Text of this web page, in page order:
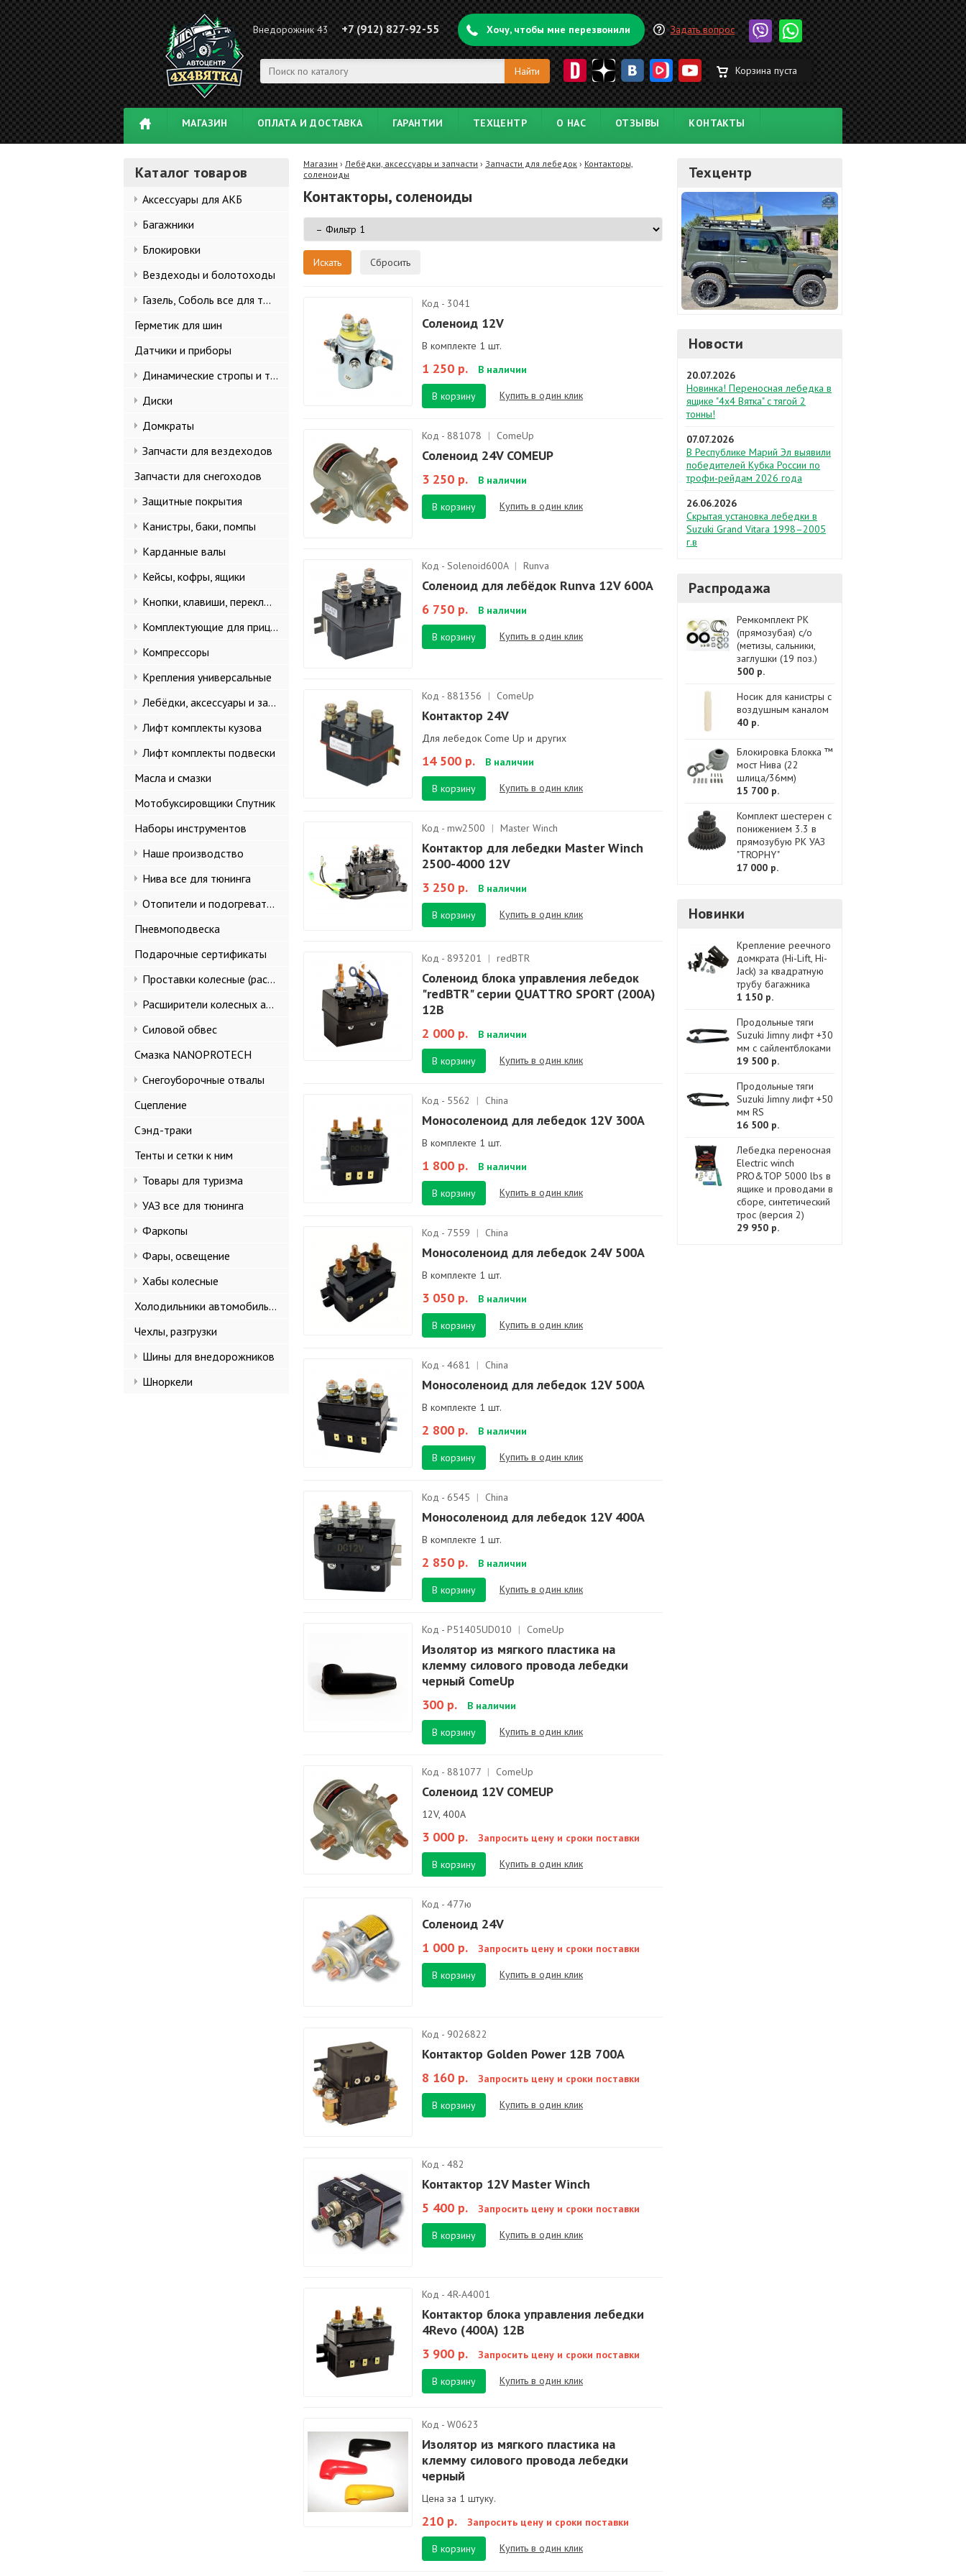
Внедорожник 43 +7 (912) 827-92-55 Хочу, чтобы мне перезвонили Задать вопрос
Корзина пуста
МАГАЗИН ОПЛАТА И ДОСТАВКА ГАРАНТИИ ТЕХЦЕНТР О НАС ОТЗЫВЫ КОНТАКТЫ
Каталог товаров
Аксессуары для АКБ
Багажники
Блокировки
Вездеходы и болотоходы
Газель, Соболь все для тюнинга
Герметик для шин
Датчики и приборы
Динамические стропы и такелаж
Диски
Домкраты
Запчасти для вездеходов
Запчасти для снегоходов
Защитные покрытия
Канистры, баки, помпы
Карданные валы
Кейсы, кофры, ящики
Кнопки, клавиши, переключатели
Комплектующие для прицепов
Компрессоры
Крепления универсальные
Лебёдки, аксессуары и запчасти
Лифт комплекты кузова
Лифт комплекты подвески
Масла и смазки
Мотобуксировщики Спутник
Наборы инструментов
Наше производство
Нива все для тюнинга
Отопители и подогреватели
Пневмоподвеска
Подарочные сертификаты
Проставки колесные (расширители колеи)
Расширители колесных арок и брызговики
Силовой обвес
Смазка NANOPROTECH
Снегоуборочные отвалы
Сцепление
Сэнд-траки
Тенты и сетки к ним
Товары для туризма
УАЗ все для тюнинга
Фаркопы
Фары, освещение
Хабы колесные
Холодильники автомобильные
Чехлы, разгрузки
Шины для внедорожников
Шноркели
Магазин › Лебёдки, аксессуары и запчасти › Запчасти для лебедок › Контакторы,
соленоиды
Контакторы, соленоиды
Сбросить
Код - 3041
Соленоид 12V
В комплекте 1 шт.
1 250 р. В наличии
В корзину Купить в один клик
Код - 881078 | ComeUp
Соленоид 24V COMEUP
3 250 р.
В наличии
В корзину Купить в один клик
Код - Solenoid600A | Runva
Соленоид для лебёдок Runva 12V 600A
6 750 р.
В наличии
В корзину Купить в один клик
Код - 881356 | ComeUp
Контактор 24V
Для лебедок Come Up и других
14 500 р. В наличии
В корзину Купить в один клик
Код - mw2500 | Master Winch
Контактор для лебедки Master Winch
2500-4000 12V
3 250 р.
В наличии
В корзину Купить в один клик
Код - 893201 | redBTR
Соленоид блока управления лебедок
"redBTR" серии QUATTRO SPORT (200A)
12В
2 000 р.
В наличии
В корзину Купить в один клик
Код - 5562 | China
Моносоленоид для лебедок 12V 300A
В комплекте 1 шт.
1 800 р. В наличии
В корзину Купить в один клик
Код - 7559 | China
Моносоленоид для лебедок 24V 500A
В комплекте 1 шт.
3 050 р. В наличии
В корзину Купить в один клик
Код - 4681 | China
Моносоленоид для лебедок 12V 500A
В комплекте 1 шт.
2 800 р. В наличии
В корзину Купить в один клик
Код - 6545 | China
Моносоленоид для лебедок 12V 400A
В комплекте 1 шт.
2 850 р. В наличии
В корзину Купить в один клик
Код - P51405UD010 | ComeUp
Изолятор из мягкого пластика на
клемму силового провода лебедки
черный ComeUp
300 р.
В наличии
В корзину Купить в один клик
Код - 881077 | ComeUp
Соленоид 12V COMEUP
12V, 400A
3 000 р. Запросить цену и сроки поставки
В корзину Купить в один клик
Код - 477ю
Соленоид 24V
1 000 р.
Запросить цену и сроки поставки
В корзину Купить в один клик
Код - 9026822
Контактор Golden Power 12В 700А
8 160 р.
Запросить цену и сроки поставки
В корзину Купить в один клик
Код - 482
Контактор 12V Master Winch
5 400 р.
Запросить цену и сроки поставки
В корзину Купить в один клик
Код - 4R-A4001
Контактор блока управления лебедки
4Revo (400A) 12В
3 900 р.
Запросить цену и сроки поставки
В корзину Купить в один клик
Код - W0623
Изолятор из мягкого пластика на
клемму силового провода лебедки
черный
Цена за 1 штуку.
210 р. Запросить цену и сроки поставки
В корзину Купить в один клик
Техцентр
Новости
20.07.2026
Новинка! Переносная лебедка в
ящике "4х4 Вятка" с тягой 2
тонны!
07.07.2026
В Республике Марий Эл выявили
победителей Кубка России по
трофи-рейдам 2026 года
26.06.2026
Скрытая установка лебедки в
Suzuki Grand Vitara 1998–2005
г.в
Распродажа
Ремкомплект РК
(прямозубая) с/о
(метизы, сальники,
заглушки (19 поз.)
500 р.
Носик для канистры с
воздушным каналом
40 р.
Блокировка Блокка ™
мост Нива (22
шлица/36мм)
15 700 р.
Комплект шестерен с
понижением 3.3 в
прямозубую РК УАЗ
"TROPHY"
17 000 р.
Новинки
Крепление реечного
домкрата (Hi-Lift, Hi-
Jack) за квадратную
трубу багажника
1 150 р.
Продольные тяги
Suzuki Jimny лифт +30
мм с сайлентблоками
19 500 р.
Продольные тяги
Suzuki Jimny лифт +50
мм RS
16 500 р.
Лебедка переносная
Electric winch
PRO&TOP 5000 lbs в
ящике и проводами в
сборе, синтетический
трос (версия 2)
29 950 р.